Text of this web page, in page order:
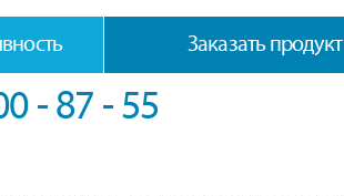
Заказать продукт
- 87 - 55